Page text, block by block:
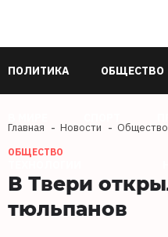
ПОЛИТИКА ОБЩЕСТВО
Главная Новости Общество
ОБЩЕСТВО
В Твери
тюльпанов